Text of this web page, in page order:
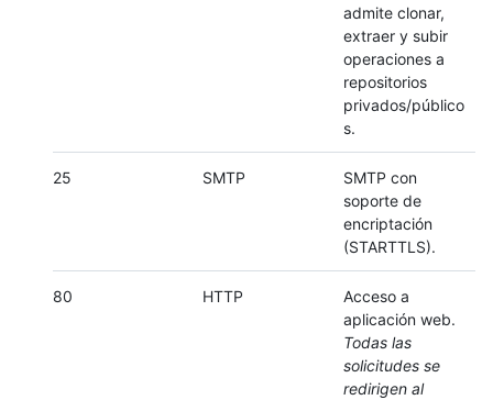
admite clonar,
extraer y subir
operaciones a
repositorios
privados/público
s.
25 SMTP
SMTP con
soporte de
encriptación
(STARTTLS).
80 HTTP
Acceso a
aplicación web.
Todas las
solicitudes se
redirigen al